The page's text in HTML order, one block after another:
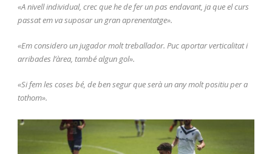
«A nivell individual, crec que he de fer un pas endavant, ja que el curs
passat em va suposar un gran aprenentatge».
«Em considero un jugador molt treballador. Puc aportar verticalitat i
arribades l’àrea, també algun gol».
«Si fem les coses bé, de ben segur que serà un any molt positiu per a
tothom».